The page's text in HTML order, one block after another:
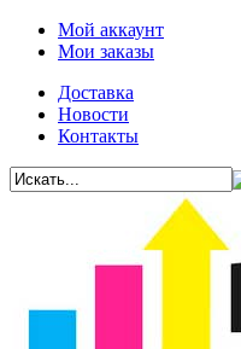
Мой аккаунт
Мои заказы
Доставка
Новости
Контакты